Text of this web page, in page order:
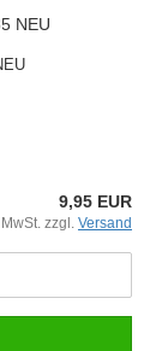
NEU
9,95 EUR
zzgl. Versand